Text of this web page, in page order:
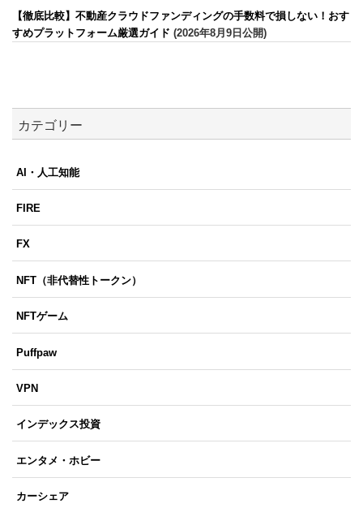
【徹底比較】不動産クラウドファンディングの手数料で損しない！おす
すめプラットフォーム厳選ガイド (2026年8月9日公開)
カテゴリー
AI・人工知能
FIRE
FX
NFT（非代替性トークン）
NFTゲーム
Puffpaw
VPN
インデックス投資
エンタメ・ホビー
カーシェア